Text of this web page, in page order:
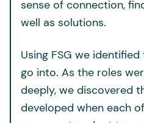
sense of connection,
well as solutions.
Using FSG we
go into. As the roles
deeply, we discovered
developed when each